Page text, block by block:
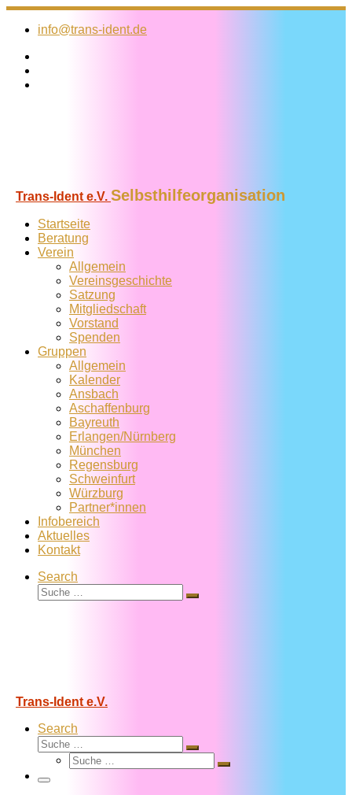
Zum
Inhalt
info@trans-ident.de
Trans-Ident e.V. Selbsthilfeorganisation
Startseite
Beratung
Verein
Allgemein
Vereins­geschichte
Satzung
Mitglied­schaft
Vorstand
Spenden
Gruppen
Allgemein
Kalender
Ansbach
Aschaffenburg
Bayreuth
Erlangen/Nürnberg
München
Regensburg
Schweinfurt
Würzburg
Partner*innen
Infobereich
Aktuelles
Kontakt
Search
Suche
Suche
Trans-Ident e.V.
Search
Suche
Suche
Suche
Suche
Menü